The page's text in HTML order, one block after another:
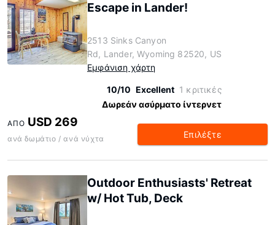
Escape in Lander!
2513 Sinks Canyon
Rd, Lander, Wyoming 82520, US
Εμφάνιση χάρτη
10/10 Excellent 1 κριτικές
Δωρεάν ασύρματο ίντερνετ
ΑΠΌ USD 269
ανά δωμάτιο / ανά νύχτα Επιλέξτε
Outdoor Enthusiasts' Retreat
w/ Hot Tub, Deck